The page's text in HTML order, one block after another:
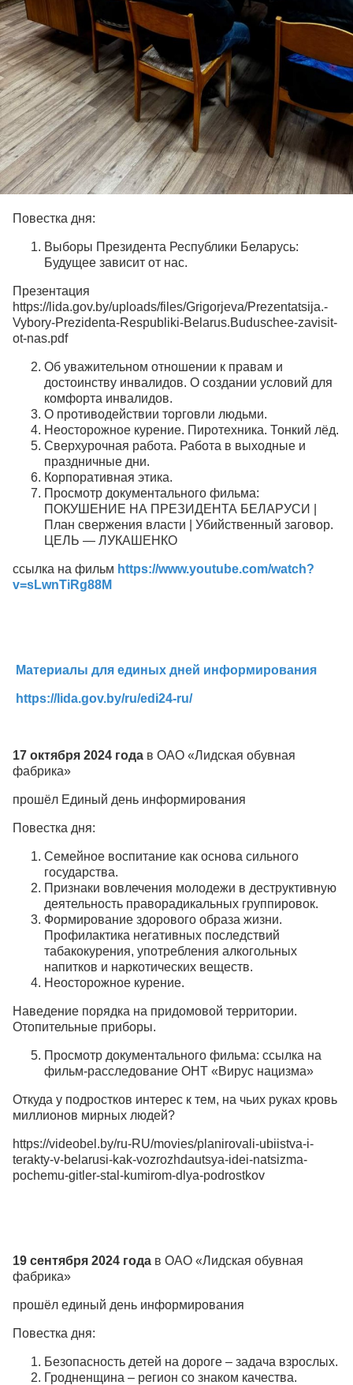
Повестка дня:
Выборы Президента Республики Беларусь:
Будущее зависит от нас.
Презентация
https://lida.gov.by/uploads/files/Grigorjeva/Prezentatsija.-
Vybory-Prezidenta-Respubliki-Belarus.Buduschee-zavisit-
ot-nas.pdf
Об уважительном отношении к правам и
достоинству инвалидов. О создании условий для
комфорта инвалидов.
О противодействии торговли людьми.
Неосторожное курение. Пиротехника. Тонкий лёд.
Сверхурочная работа. Работа в выходные и
праздничные дни.
Корпоративная этика.
Просмотр документального фильма:
ПОКУШЕНИЕ НА ПРЕЗИДЕНТА БЕЛАРУСИ |
План свержения власти | Убийственный заговор.
ЦЕЛЬ — ЛУКАШЕНКО
ссылка на фильм https://www.youtube.com/watch?
v=sLwnTiRg88M
Материалы для единых дней информирования
https://lida.gov.by/ru/edi24-ru/
17 октября 2024 года в ОАО «Лидская обувная
фабрика»
прошёл Единый день информирования
Повестка дня:
Семейное воспитание как основа сильного
государства.
Признаки вовлечения молодежи в деструктивную
деятельность праворадикальных группировок.
Формирование здорового образа жизни.
Профилактика негативных последствий
табакокурения, употребления алкогольных
напитков и наркотических веществ.
Неосторожное курение.
Наведение порядка на придомовой территории.
Отопительные приборы.
Просмотр документального фильма: ссылка на
фильм-расследование ОНТ «Вирус нацизма»
Откуда у подростков интерес к тем, на чьих руках кровь
миллионов мирных людей?
https://videobel.by/ru-RU/movies/planirovali-ubiistva-i-
terakty-v-belarusi-kak-vozrozhdautsya-idei-natsizma-
pochemu-gitler-stal-kumirom-dlya-podrostkov
19 сентября 2024 года в ОАО «Лидская обувная
фабрика»
прошёл единый день информирования
Повестка дня:
Безопасность детей на дороге – задача взрослых.
Гродненщина – регион со знаком качества.